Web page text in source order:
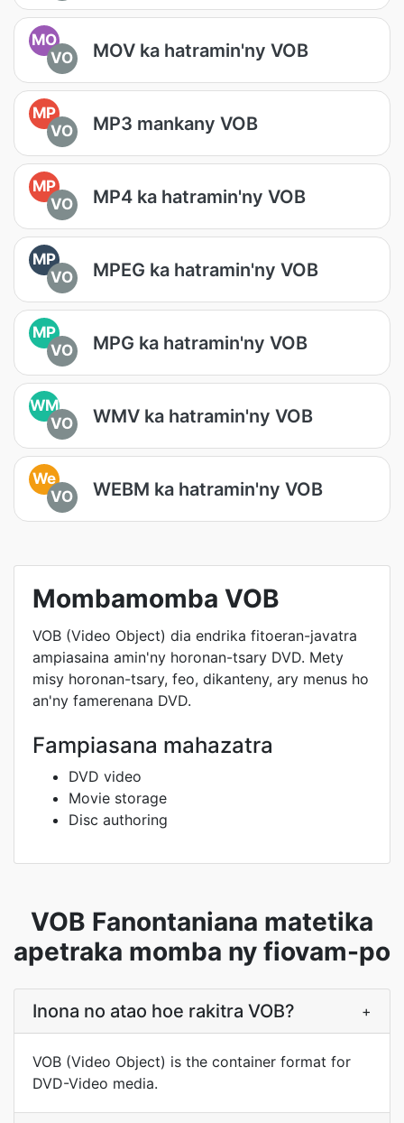
MO
VO
MOV ka hatramin'ny VOB
MP
VO
MP3 mankany VOB
MP
VO
MP4 ka hatramin'ny VOB
MP
VO
MPEG ka hatramin'ny VOB
MP
VO
MPG ka hatramin'ny VOB
WM
VO
WMV ka hatramin'ny VOB
We
VO
WEBM ka hatramin'ny VOB
Mombamomba VOB
VOB (Video Object) dia endrika fitoeran-javatra
ampiasaina amin'ny horonan-tsary DVD. Mety
misy horonan-tsary, feo, dikanteny, ary menus ho
an'ny famerenana DVD.
Fampiasana mahazatra
DVD video
Movie storage
Disc authoring
VOB Fanontaniana matetika
apetraka momba ny fiovam-po
Inona no atao hoe rakitra VOB? +
VOB (Video Object) is the container format for
DVD-Video media.